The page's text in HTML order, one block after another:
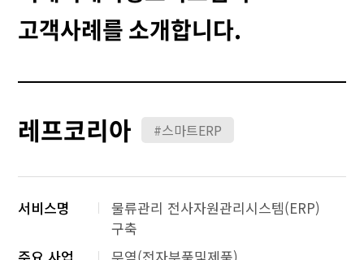
고객사례를 소개합니다.
레프코리아 #스마트ERP
서비스명
물류관리 전사자원관리시스템(ERP)
구축